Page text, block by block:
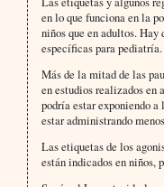
en lo que funciona en la
niños que en adultos.
específicas para pediatría.
Más de la mitad de las
en estudios realizados en
podría estar exponiendo a
estar administrando
Las etiquetas de los
están indicados en niños,